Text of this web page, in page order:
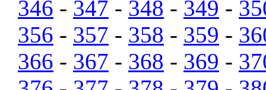
346 - 347 - 348 - 349 -
356 - 357 - 358 - 359 -
366 - 367 - 368 - 369 -